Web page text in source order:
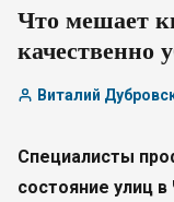
Что мешает
качественно
Виталий
Специалисты
состояние улиц